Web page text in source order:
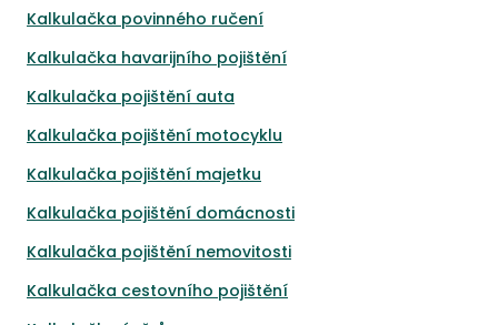
Kalkulačka povinného ručení
Kalkulačka havarijního pojištění
Kalkulačka pojištění auta
Kalkulačka pojištění motocyklu
Kalkulačka pojištění majetku
Kalkulačka pojištění domácnosti
Kalkulačka pojištění nemovitosti
Kalkulačka cestovního pojištění